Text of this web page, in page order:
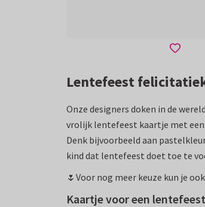
Lentefeest
Onze designers doken in de
vrolijk lentefeest kaartje met
Denk bijvoorbeeld aan
kind dat lentefeest doet toe te
🌷Voor nog meer keuze kun je
Kaartje voor een